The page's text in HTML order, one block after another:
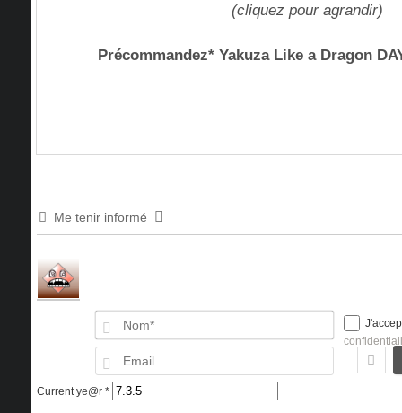
(cliquez pour agrandir)
Précommandez* Yakuza Like a Dragon
Me tenir informé
Nom*
Current ye@r *